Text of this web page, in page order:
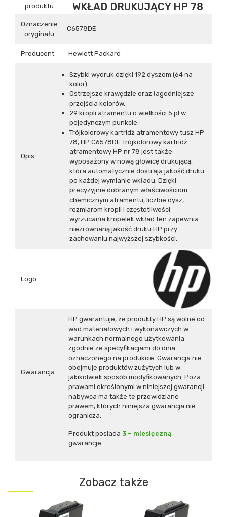
produktu
WKŁAD DRUKUJĄCY HP 78
Oznaczenie
oryginału
C6578DE
Producent Hewlett Packard
Opis
Szybki wydruk dzięki 192 dyszom (64 na
kolor).
Ostrzejsze krawędzie oraz łagodniejsze
przejścia kolorów.
29 kropli atramentu o wielkości 5 pl w
pojedynczym punkcie.
Trójkolorowy kartridż atramentowy tusz HP
78, HP C6578DE Trójkolorowy kartridż
atramentowy HP nr 78 jest także
wyposażony w nową głowicę drukującą,
która automatycznie dostraja jakość druku
po każdej wymianie wkładu. Dzięki
precyzyjnie dobranym właściwościom
chemicznym atramentu, liczbie dysz,
rozmiarom kropli i częstotliwości
wyrzucania kropelek wkład ten zapewnia
niezrównaną jakość druku HP przy
zachowaniu najwyższej szybkości.
Logo
Gwarancja
HP gwarantuje, że produkty HP są wolne od
wad materiałowych i wykonawczych w
warunkach normalnego użytkowania
zgodnie ze specyfikacjami do dnia
oznaczonego na produkcie. Gwarancja nie
obejmuje produktów zużytych lub w
jakikolwiek sposób modyfikowanych. Poza
prawami określonymi w niniejszej gwarancji
nabywca ma także te przewidziane
prawem, których niniejsza gwarancja nie
ogranicza.
Produkt posiada 3 – miesięczną
gwarancje.
Zobacz także